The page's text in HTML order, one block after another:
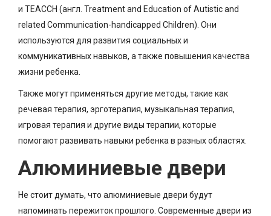
и TEACCH (англ. Treatment and Education of Autistic and
related Communication-handicapped Children). Они
используются для развития социальных и
коммуникативных навыков, а также повышения качества
жизни ребенка.
Также могут применяться другие методы, такие как
речевая терапия, эрготерапия, музыкальная терапия,
игровая терапия и другие виды терапии, которые
помогают развивать навыки ребенка в разных областях.
Алюминиевые двери
Не стоит думать, что алюминиевые двери будут
напоминать пережиток прошлого. Современные двери из